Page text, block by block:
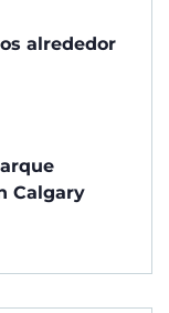
alrededor
Calgary